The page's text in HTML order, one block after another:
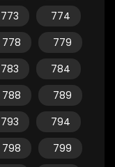
773
774
778
779
783
784
788
789
793
794
798
799